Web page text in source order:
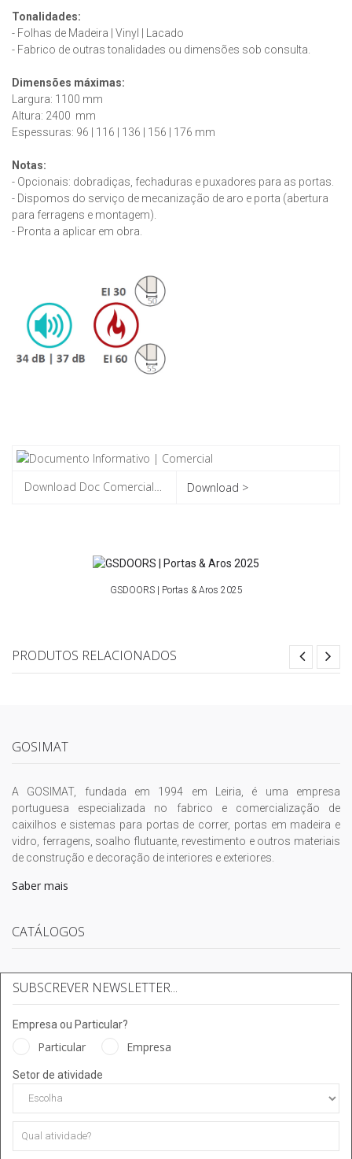
Tonalidades:
- Folhas de Madeira | Vinyl | Lacado
- Fabrico de outras tonalidades ou dimensões sob consulta.
Dimensões máximas:
Largura: 1100 mm
Altura: 2400 mm
Espessuras: 96 | 116 | 136 | 156 | 176 mm
Notas:
- Opcionais: dobradiças, fechaduras e puxadores para as portas.
- Dispomos do serviço de mecanização de aro e porta (abertura
para ferragens e montagem).
- Pronta a aplicar em obra.
Download >
GSDOORS | Portas & Aros 2025
PRODUTOS RELACIONADOS
GOSIMAT
A GOSIMAT, fundada em 1994 em Leiria, é uma empresa
portuguesa especializada no fabrico e comercialização de
caixilhos e sistemas para portas de correr, portas em madeira e
vidro, ferragens, soalho flutuante, revestimento e outros materiais
de construção e decoração de interiores e exteriores.
Saber mais
CATÁLOGOS
SUBSCREVER NEWSLETTER...
Empresa ou Particular?
Particular Empresa
Setor de atividade